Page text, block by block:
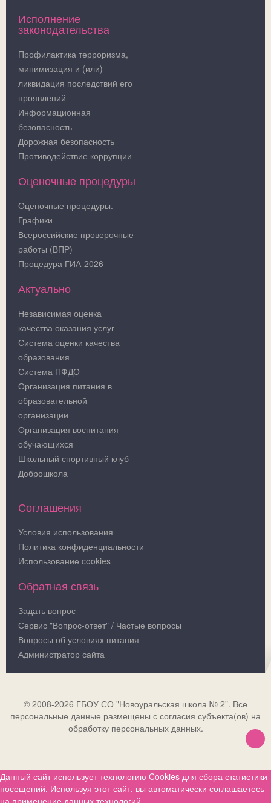
Исполнение
законодательства
Профилактика терроризма,
минимизация и (или)
ликвидация последствий его
проявлений
Информационная
безопасность
Дорожная безопасность
Противодействие коррупции
Оценочные процедуры
Оценочные процедуры.
Графики
Всероссийские проверочные
работы (ВПР)
Процедура ГИА-2026
Актуально
Независимая оценка
качества оказания услуг
Система оценки качества
образования
Система ПФДО
Организация питания в
образовательной
организации
Организация воспитания
обучающихся
Школьный спортивный клуб
Доброшкола
Соглашения
Условия использования
Политика конфиденциальности
Использование cookies
Обратная связь
Задать вопрос
Сервис "Вопрос-ответ" / Частые вопросы
Вопросы об условиях питания
Администратор сайта
© 2008-2026 ГБОУ СО "Новоуральская школа № 2". Все
персональные данные размещены с согласия субъекта(ов) на
обработку персональных данных.
Данный сайт использует технологию Cookies для сбора статистики
посещений. Используя этот сайт, вы автоматически соглашаетесь
на применение данных технологий.